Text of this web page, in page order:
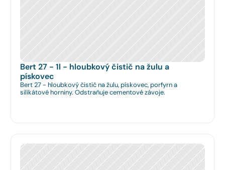
Bert 27 - 1l - hloubkový čistič na žulu a
pískovec
Bert 27 - hloubkový čistič na žulu, pískovec, porfyrn a
silikátové horniny. Odstraňuje cementové závoje.